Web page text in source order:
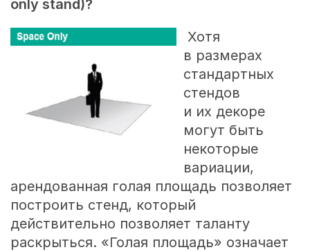
only stand)?
Хотя
в размерах
стандартных
стендов
и их декоре
могут быть
некоторые
вариации,
арендованная голая площадь позволяет
построить стенд, который
действительно позволяет таланту
раскрыться. «Голая площадь» означает